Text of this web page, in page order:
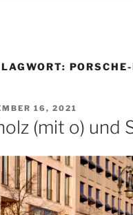
16, 2021
(mit o) und